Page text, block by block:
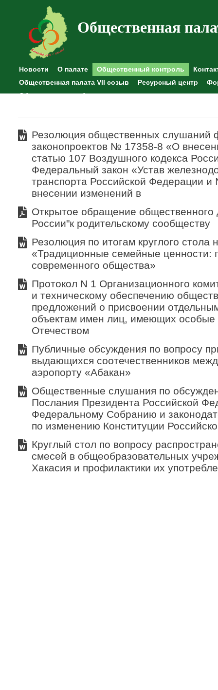
Общественная
Новости О палате Общественный контроль
Общественная палата VII созыв
Ресурсный центр
Общественные наблюдения
Резолюция общественных слушаний
законопроектов № 17358-8 «О
статью 107 Воздушного кодекса
Федеральный закон «Устав
транспорта Российской Федерации
внесении изменений в
Открытое обращение
России"к родительскому сообществу
Резолюция по итогам круглого стола
«Традиционные семейные ценности:
современного общества»
Протокол N 1 Организационного
и техническому обеспечению
предложений о присвоении
объектам имен лиц, имеющих особые
Отечеством
Публичные обсуждения по вопросу
выдающихся соотечественников
аэропорту «Абакан»
Общественные слушания по
Послания Президента Российской
Федеральному Собранию и
по изменению Конституции
Круглый стол по вопросу
смесей в общеобразовательных
Хакасия и профилактики их